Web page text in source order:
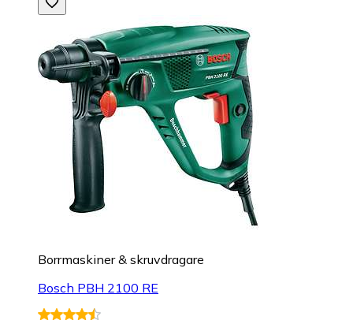
Borrmaskiner & skruvdragare
Bosch PBH 2100 RE